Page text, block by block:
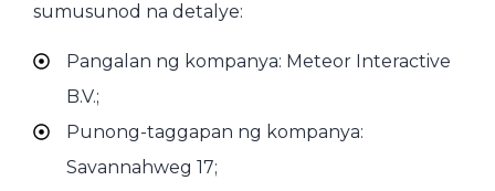
sumusunod na detalye:
Pangalan ng kompanya: Meteor Interactive
B.V.;
Punong-taggapan ng kompanya:
Savannahweg 17;